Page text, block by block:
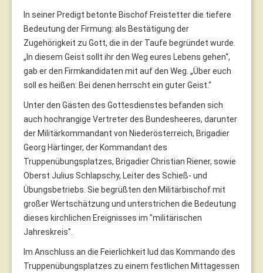
In seiner Predigt betonte Bischof Freistetter die tiefere
Bedeutung der Firmung: als Bestätigung der
Zugehörigkeit zu Gott, die in der Taufe begründet wurde.
„In diesem Geist sollt ihr den Weg eures Lebens gehen“,
gab er den Firmkandidaten mit auf den Weg. „Über euch
soll es heißen: Bei denen herrscht ein guter Geist.“
Unter den Gästen des Gottesdienstes befanden sich
auch hochrangige Vertreter des Bundesheeres, darunter
der Militärkommandant von Niederösterreich, Brigadier
Georg Härtinger, der Kommandant des
Truppenübungsplatzes, Brigadier Christian Riener, sowie
Oberst Julius Schlapschy, Leiter des Schieß- und
Übungsbetriebs. Sie begrüßten den Militärbischof mit
großer Wertschätzung und unterstrichen die Bedeutung
dieses kirchlichen Ereignisses im "militärischen
Jahreskreis".
Im Anschluss an die Feierlichkeit lud das Kommando des
Truppenübungsplatzes zu einem festlichen Mittagessen